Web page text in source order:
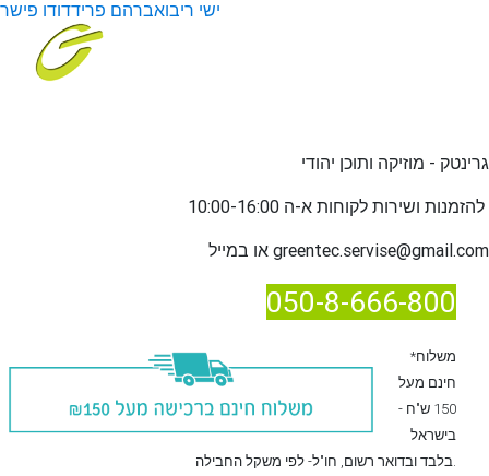
ישי ריבואברהם פרידדודו פישר
גרינטק - מוזיקה ותוכן יהודי
להזמנות ו
greentec.servise@gmail.com
050-8-666-800
*משלוח
חינם מעל
150 ש"ח -
בישראל
בלבדובדואר רשום , חו"ל- לפי משקל החבילה.